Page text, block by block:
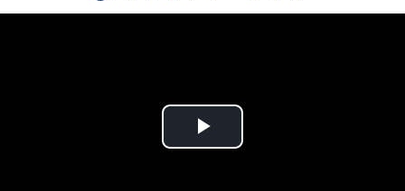
Play Video